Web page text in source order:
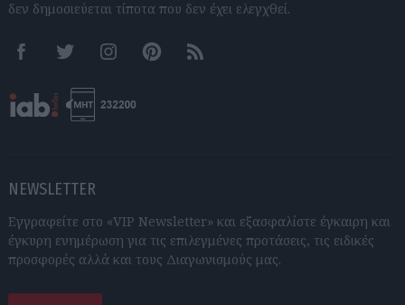
δεν δημοσιεύεται τίποτα που δεν έχει ελεγχθεί.
FacebookTwitter InstagramPinterestRSS feeds
NEWSLETTER
Εγγραφείτε στο «VIP Newsletter» και εξασφαλίστε έγκαιρη και
έγκυρη ενημέρωση για τις επιλεγμένες προτάσεις, τις ειδικές
προσφορές αλλά και τους Διαγωνισμούς μας.